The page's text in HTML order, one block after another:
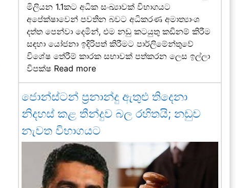
මිලියන 1.1කට අධික සංඛ්‍යාවක් විභාගයට
අපේක්ෂාවෙන් පවතින බවට අධිකරණ අමාත්‍යාංශ
දත්ත පෙන්වා දෙමින්, එම නඩු කටයුතු කඩිනම් කිරීම
සඳහා යෝජනා ඉදිරිපත් කිරීමට පාර්ලිමේන්තුවේ
විශේෂ තේරීම් කාරක සභාවක් පත්කරන ලෙස ඉල්ලා
විපක්ෂ Read more
ජොන්ස්ටන් ප්‍රනාන්දු ඇතුළු තිදෙනා
නිදහස් කළ තීන්දුව බල රහිතයි; නඩුව
නැවත විභාගයට